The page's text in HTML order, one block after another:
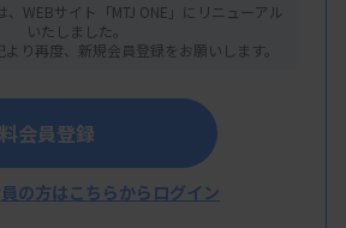
京都港区）は5月23日、オンプ
ネル検査用解析ソフトウエア
、WEBサイト「MTJ ONE」にリニューアル
いたしました。
り再度、新規会員登録をお願いします。
会員登録
の方はこちらからログイン